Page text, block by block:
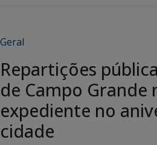
Geral
Repartições
de Campo Grande
expediente no
cidade